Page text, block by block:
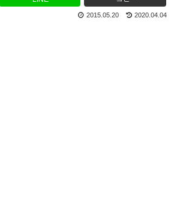
2020.04.04
2015.05.20